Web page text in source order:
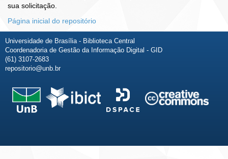
sua solicitação.
Página inicial do repositório
Universidade de Brasília - Biblioteca Central
Coordenadoria de Gestão da Informação Digital - GID
(61) 3107-2683
repositorio@unb.br